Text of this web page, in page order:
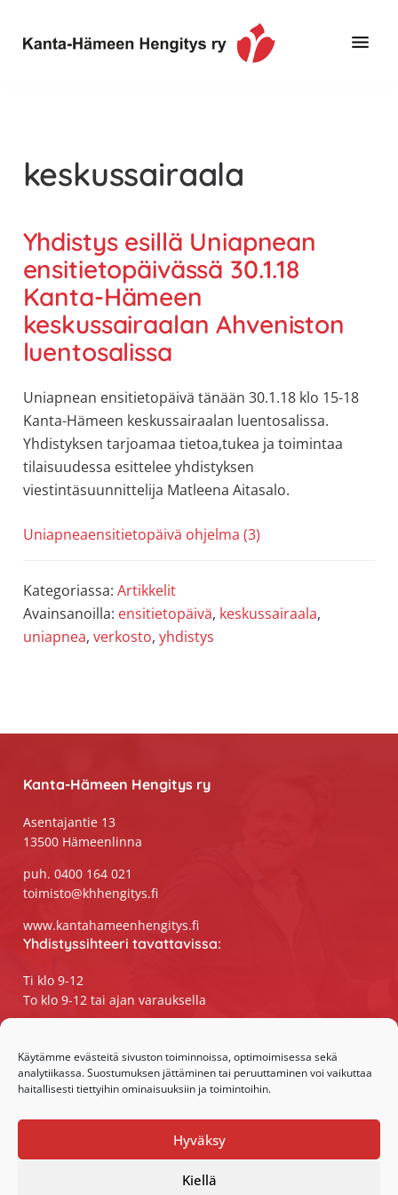
Käytämme evästeitä sivuston toiminnoissa, optimoimisessa sekä
analytiikassa. Suostumuksen jättäminen tai peruuttaminen voi vaikuttaa
haitallisesti tiettyihin ominaisuuksiin ja toimintoihin.
Hyväksy
Kiellä
pääsisältöön
alatunnisteeseen
Hengitys
ry
erityisesti
jos
koskettaa
astma,
keuhkoahtaumatauti,uniapnea,
muut
keuhkosairaudet,
huono
tai
allergiat.
K-
H
Hengitys
keskussairaala
Yhdistys esillä Uniapnean
ensitietopäivässä 30.1.18
Kanta-Hämeen
keskussairaalan Ahveniston
luentosalissa
Uniapnean ensitietopäivä tänään 30.1.18 klo 15-18
Kanta-Hämeen keskussairaalan luentosalissa.
Yhdistyksen tarjoamaa tietoa,tukea ja toimintaa
tilaisuudessa esittelee yhdistyksen
viestintäsuunnittelija Matleena Aitasalo.
Uniapneaensitietopäivä ohjelma (3)
Kategoriassa: Artikkelit
Avainsanoilla: ensitietopäivä, keskussairaala,
uniapnea, verkosto, yhdistys
Kanta-Hämeen Hengitys ry
Asentajantie 13
13500 Hämeenlinna
puh. 0400 164 021
toimisto@khhengitys.fi
www.kantahameenhengitys.fi
Yhdistyssihteeri tavattavissa:
Ti klo 9-12
To klo 9-12 tai ajan varauksella
maanantaista perjantaihin klo 9-15
Instagram